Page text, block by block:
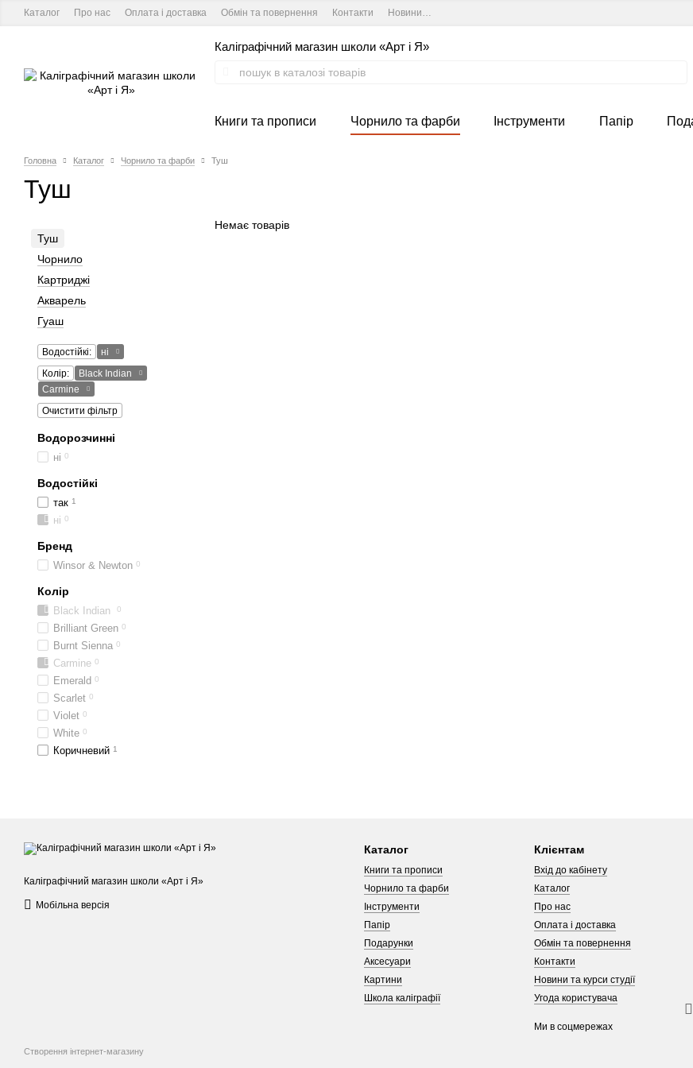
Каталог Про нас Оплата і доставка Обмін та повернення Контакти Новини та курси студії
Каліграфічний магазин школи «Арт і Я»
Книги та прописи Чорнило та фарби Інструменти Папір
Головна Каталог Чорнило та фарби Туш
Туш
Немає товарів
Туш
Чорнило
Картриджі
Акварель
Гуаш
Водостійкі:
ні
Колір:
Black Indian
Carmine
Очистити фільтр
Водорозчинні
ні 0
Водостійкі
так 1
ні 0
Бренд
Winsor & Newton 0
Колір
Black Indian 0
Brilliant Green 0
Burnt Sienna 0
Carmine 0
Emerald 0
Scarlet 0
Violet 0
White 0
Коричневий 1
Каліграфічний магазин школи «Арт і Я»
Мобільна версія
Каталог
Книги та прописи
Чорнило та фарби
Інструменти
Папір
Подарунки
Аксесуари
Картини
Школа каліграфії
Клієнтам
Вхід до кабінету
Каталог
Про нас
Оплата і доставка
Обмін та повернення
Контакти
Новини та курси студії
Угода користувача
Ми в соцмережах
Створення інтернет-магазину